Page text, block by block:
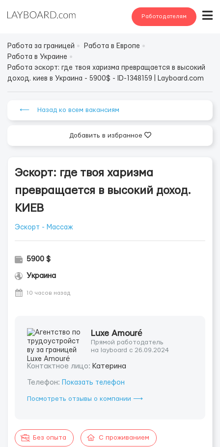
Работодателям
Работа за границей
Работа в Европе
Работа в Украине
Работа эскорт: где твоя харизма превращается в высокий
доход. киев в Украина - 5900$ - ID-1348159 | Layboard.com
⟵ Назад ко всем вакансиям
Добавить в избранное
Эскорт: где твоя харизма
превращается в высокий доход.
КИЕВ
Эскорт - Массаж
5900 $
Украина
10 часов назад
Luxe Amouré
Прямой работодатель
на layboard с 26.09.2024
Контактное лицо: Катерина
Телефон: Показать телефон
Посмотреть отзывы о компании ⟶
Без опыта С проживанием